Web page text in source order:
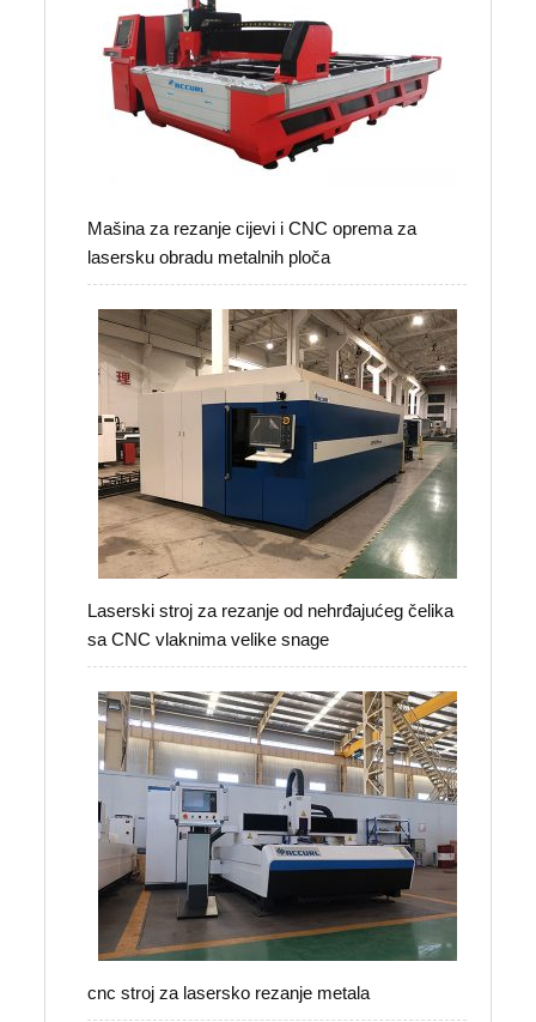
Mašina za rezanje cijevi i CNC oprema za
lasersku obradu metalnih ploča
Laserski stroj za rezanje od nehrđajućeg čelika
sa CNC vlaknima velike snage
cnc stroj za lasersko rezanje metala